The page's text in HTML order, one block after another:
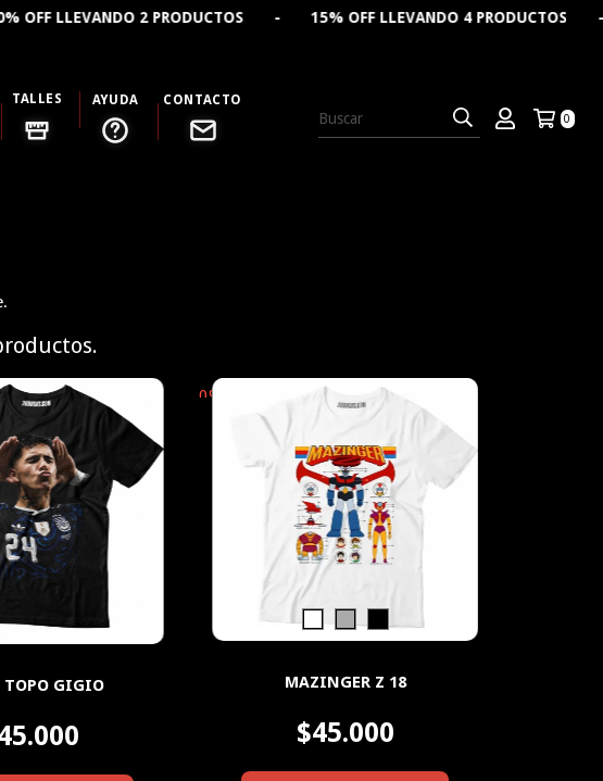
- 15% OFF LLEVANDO 4 PRODUCTOS - 🔥 CREÁ TU REMERA
TALLES AYUDA CONTACTO
0
TOPO GIGIO
0%
MAZINGER Z 18
$45.000